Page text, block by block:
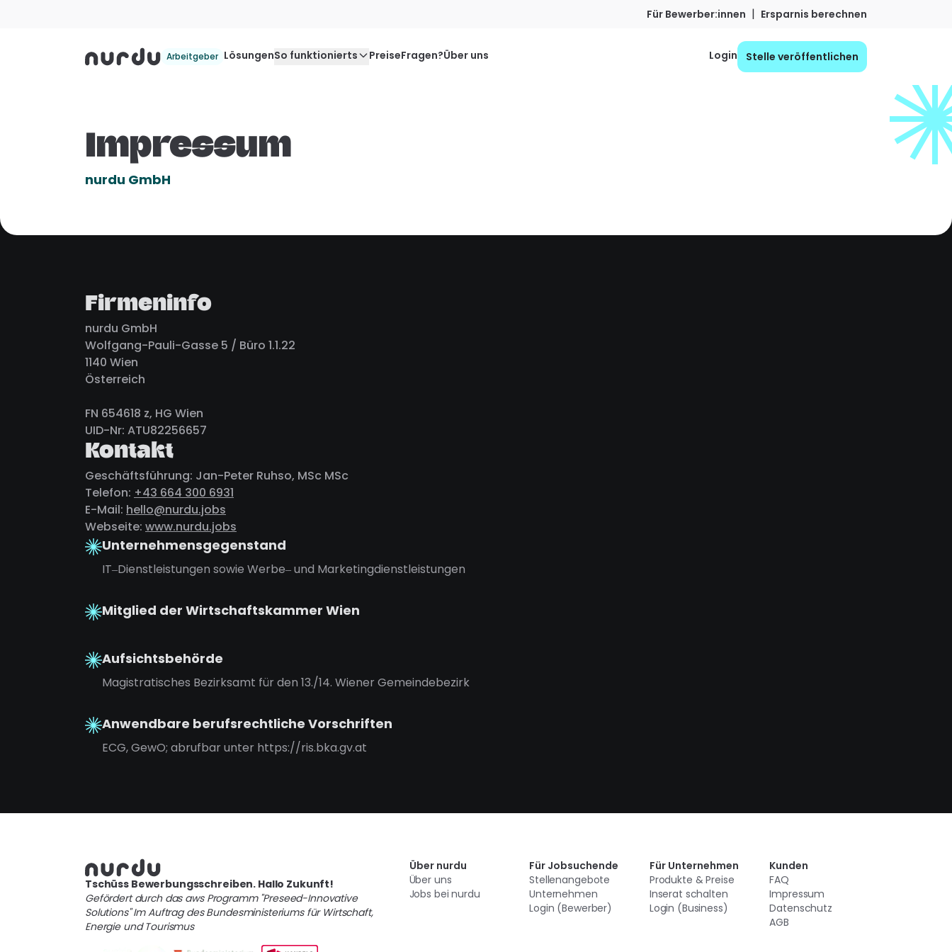
Für Bewerber:innen | Ersparnis berechnen
Arbeitgeber LösungenSo funktionierts PreiseFragen?Über uns Login Stelle veröffentlichen
Impressum
nurdu GmbH
Firmeninfo
nurdu GmbH
Wolfgang-Pauli-Gasse 5 / Büro 1.1.22
1140 Wien
Österreich
FN 654618 z, HG Wien
UID-Nr: ATU82256657
Kontakt
Geschäftsführung: Jan-Peter Ruhso, MSc MSc
Telefon: +43 664 300 6931
E-Mail: hello@nurdu.jobs
Webseite: www.nurdu.jobs
Unternehmensgegenstand
IT‒Dienstleistungen sowie Werbe‒ und Marketingdienstleistungen
Mitglied der Wirtschaftskammer Wien
Aufsichtsbehörde
Magistratisches Bezirksamt für den 13./14. Wiener Gemeindebezirk
Anwendbare berufsrechtliche Vorschriften
ECG, GewO; abrufbar unter https://ris.bka.gv.at
Tschüss Bewerbungsschreiben. Hallo Zukunft!
Gefördert durch das aws Programm "Preseed-Innovative
Solutions" Im Auftrag des Bundesministeriums für Wirtschaft,
Energie und Tourismus
Über nurdu
Über uns
Jobs bei nurdu
Für Jobsuchende
Stellenangebote
Unternehmen
Login (Bewerber)
Für Unternehmen
Produkte & Preise
Inserat schalten
Login (Business)
Kunden
FAQ
Impressum
Datenschutz
AGB